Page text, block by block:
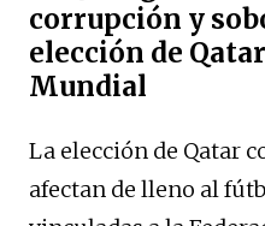
corrupción y
elección de
Mundial
La elección de Qatar
afectan de lleno al